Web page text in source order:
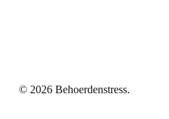
© 2026 Behoerdenstress.